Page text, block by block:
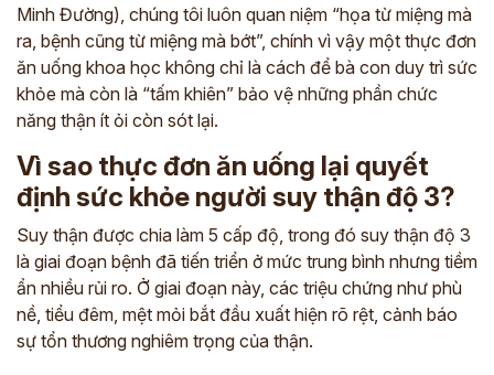
Minh Đường), chúng tôi luôn quan niệm “họa từ miệng mà
ra, bệnh cũng từ miệng mà bớt”, chính vì vậy một thực đơn
ăn uống khoa học không chỉ là cách để bà con duy trì sức
khỏe mà còn là “tấm khiên” bảo vệ những phần chức
năng thận ít ỏi còn sót lại.
Vì sao thực đơn ăn uống lại quyết
định sức khỏe người suy thận độ 3?
Suy thận được chia làm 5 cấp độ, trong đó suy thận độ 3
là giai đoạn bệnh đã tiến triển ở mức trung bình nhưng tiềm
ẩn nhiều rủi ro. Ở giai đoạn này, các triệu chứng như phù
nề, tiểu đêm, mệt mỏi bắt đầu xuất hiện rõ rệt, cảnh báo
sự tổn thương nghiêm trọng của thận.